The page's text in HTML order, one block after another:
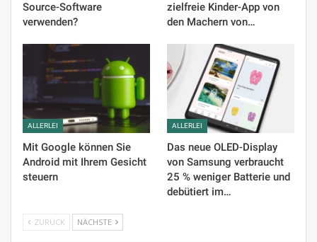
Source-Software
verwenden?
zielfreie Kinder-App von
den Machern von…
ALLERLEI
Mit Google können Sie
Android mit Ihrem Gesicht
steuern
ALLERLEI
Das neue OLED-Display
von Samsung verbraucht
25 % weniger Batterie und
debütiert im…
ZURÜCK NÄCHSTE